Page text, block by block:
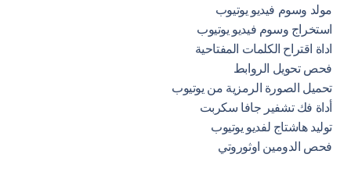
مولد وسوم فيديو يوتيوب
استخراج وسوم فيديو يوتيوب
اداة اقتراح الكلمات المفتاحية
فحص تحويل الروابط
تحميل الصورة الرمزية من يوتيوب
أداة فك تشفير جافا سكربت
توليد هاشتاج لفديو يوتيوب
فحص الدومين اوثوروتي